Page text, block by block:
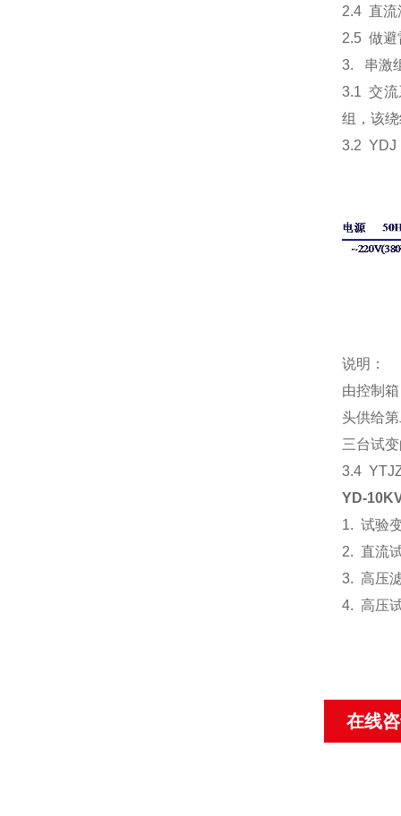
2.4 直流
2.5 做避
3. 串激
3.1 交流
组，该
3.2 YDJ
说明：
由控制
头供给
三台试
3.4
YD-
1. 试验
2. 直流
3. 高压
4. 高压
在线